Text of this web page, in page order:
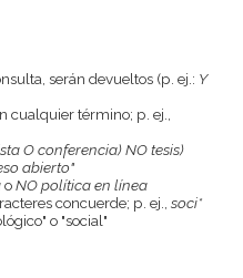
serán devueltos (p. ej.: Y
término; p. ej.,
O conferencia) NO tesis)
abierto"
oNO política en línea
concuerde; p. ej., soci*
o "social"